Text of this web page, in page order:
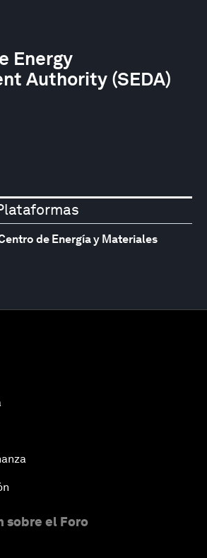
Energy
Authority (SEDA)
de Energía y Materiales
sobre el Foro